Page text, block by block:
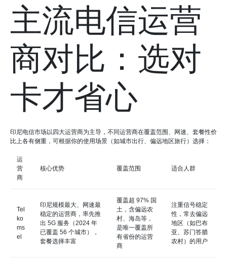
主流电信运营
商对比：选对
卡才省心
印尼电信市场以四大运营商为主导，不同运营商在覆盖范围、网速、套餐性价
比上各有侧重，可根据你的使用场景（如城市出行、偏远地区旅行）选择：
运
营
商
核心优势 覆盖范围 适合人群
Tel
ko
ms
el
印尼规模最大、网速最
稳定的运营商，率先推
出 5G 服务（2024 年
已覆盖 56 个城市），
套餐选择丰富
覆盖超 97% 国
土，含偏远农
村、海岛等，
是唯一覆盖所
有省份的运营
商
注重信号稳定
性，常去偏远
地区（如巴布
亚、苏门答腊
农村）的用户